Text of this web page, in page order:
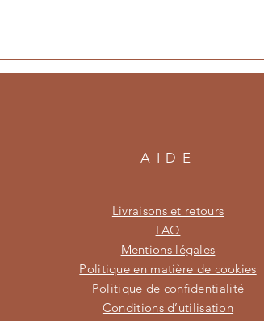
AIDE
Livraisons et retours
FAQ
Mentions légales
Politique en matière de cookies
Politique de confidentialité
Conditions d’utilisation